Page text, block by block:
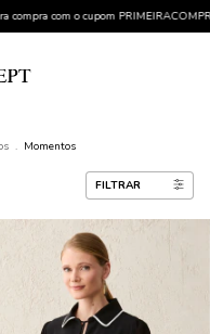
*Cupom não
. Momentos
FILTRAR